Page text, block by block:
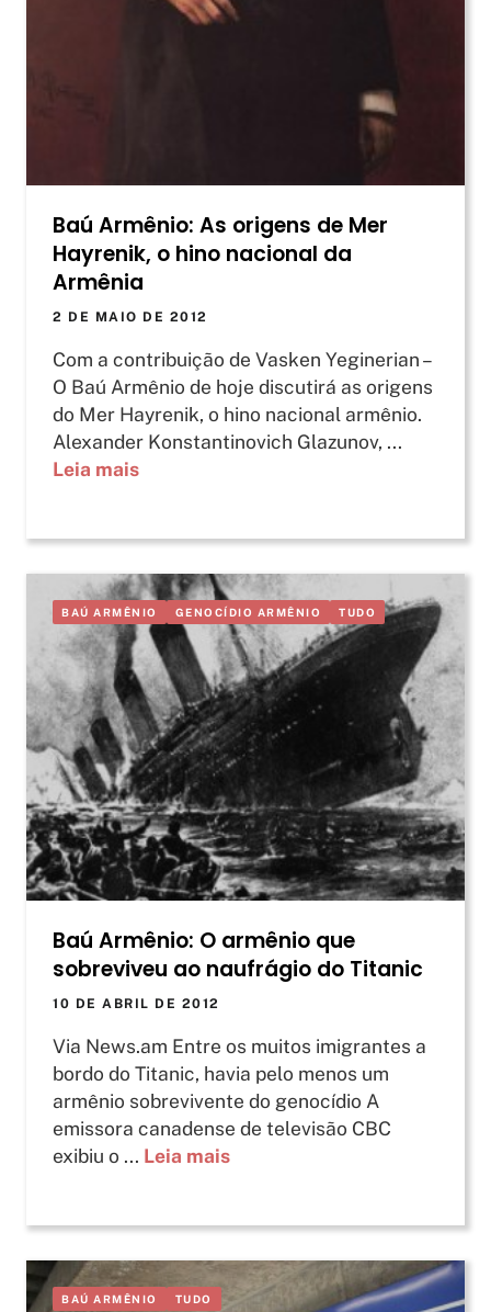
Baú Armênio: As origens de Mer
Hayrenik, o hino nacional da
Armênia
2 DE MAIO DE 2012
Com a contribuição de Vasken Yeginerian –
O Baú Armênio de hoje discutirá as origens
do Mer Hayrenik, o hino nacional armênio.
Alexander Konstantinovich Glazunov, ...
Leia mais
BAÚ ARMÊNIO GENOCÍDIO ARMÊNIO TUDO
Baú Armênio: O armênio que
sobreviveu ao naufrágio do Titanic
10 DE ABRIL DE 2012
Via News.am Entre os muitos imigrantes a
bordo do Titanic, havia pelo menos um
armênio sobrevivente do genocídio A
emissora canadense de televisão CBC
exibiu o ... Leia mais
BAÚ ARMÊNIO TUDO